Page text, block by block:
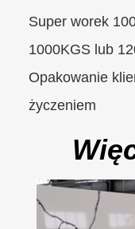
Super worek
1000KGS lub
Opakowanie
życzeniem